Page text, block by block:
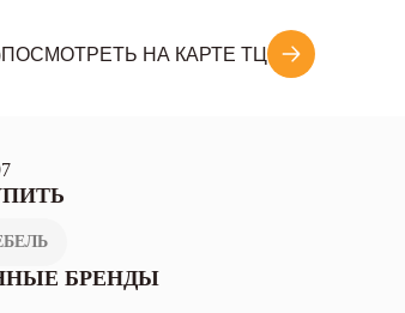
ПОСМОТРЕТЬ НА КАРТЕ ТЦ
БРЕНДЫ